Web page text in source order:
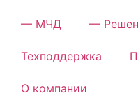
— МЧД —
Техподдержка
О компании